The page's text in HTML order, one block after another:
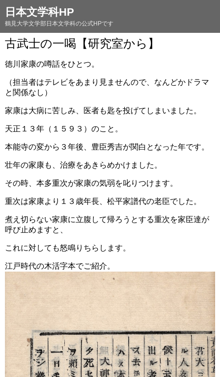
日本文学科HP
鶴見大学文学部日本文学科の公式HPです
古武士の一喝【研究室から】
徳川家康の噂話をひとつ。
（担当者はテレビをあまり見ませんので、なんどかドラマ
と関係なし）
家康は大病に苦しみ、医者も匙を投げてしまいました。
天正１３年（１５９３）のこと。
本能寺の変から３年後、豊臣秀吉が関白となった年です。
壮年の家康も、治療をあきらめかけました。
その時、本多重次が家康の気弱を叱りつけます。
重次は家康より１３歳年長、松平家譜代の老臣でした。
煮え切らない家康に立腹して帰ろうとする重次を家臣達が
呼び止めますと、
これに対しても怒鳴りちらします。
江戸時代の木活字本でご紹介。